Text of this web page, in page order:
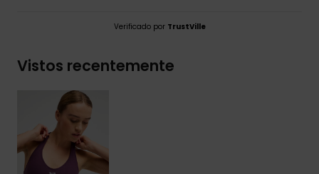
Verificado por TrustVille
Vistos recentemente